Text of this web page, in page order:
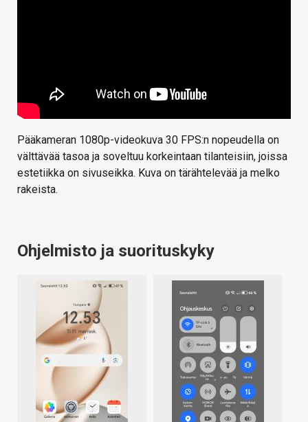
Pääkameran 1080p-videokuva 30 FPS:n nopeudella on
välttävää tasoa ja soveltuu korkeintaan tilanteisiin, joissa
estetiikka on sivuseikka. Kuva on tärähtelevää ja melko
rakeista.
Ohjelmisto ja suorituskyky